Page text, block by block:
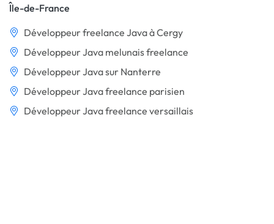
Île-de-France
Développeur freelance Java à Cergy
Développeur Java melunais freelance
Développeur Java sur Nanterre
Développeur Java freelance parisien
Développeur Java freelance versaillais